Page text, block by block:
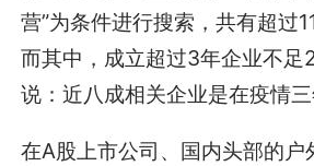
营”为条件进行搜索，共有超过
而其中，成立超过3年企业不足
说：近八成相关企业是在疫情三
在A股上市公司、国内头部的户